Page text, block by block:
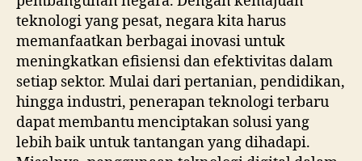
teknologi yang pesat, negara kita harus
memanfaatkan berbagai inovasi untuk
meningkatkan efisiensi dan efektivitas dalam
setiap sektor. Mulai dari pertanian, pendidikan,
hingga industri, penerapan teknologi terbaru
dapat membantu menciptakan solusi yang
lebih baik untuk tantangan yang dihadapi.